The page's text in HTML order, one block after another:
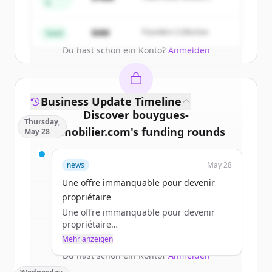
Du hast schon ein Konto? Anmelden
Seed $4M Founders Collective
Discover bouygues-
immobilier.com's funding rounds
Sign up for free to view allfunding
roundsof bouygues-immobilier.com.
New accounts include trial credits to
get started.
Create Free Account
Du hast schon ein Konto?Anmelden
Business Update Timeline
Thursday,
May 28
news May 28
Une offre immanquable pour devenir
propriétaire
Une offre immanquable pour devenir
propriétaire
a.jacques
Mehr anzeigen